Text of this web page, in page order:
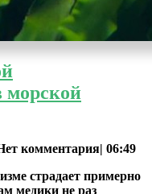
морской
комментария| 06:49
страдает примерно
медики не раз